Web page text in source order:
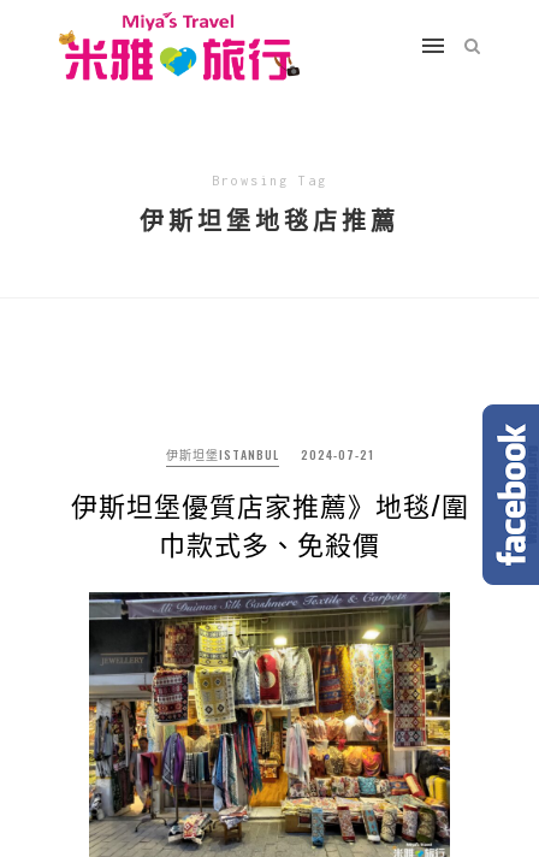
Browsing Tag
伊斯坦堡地毯店推薦
伊斯坦堡ISTANBUL 2024-07-21
伊斯坦堡優質店家推薦》地毯/圍
巾款式多、免殺價